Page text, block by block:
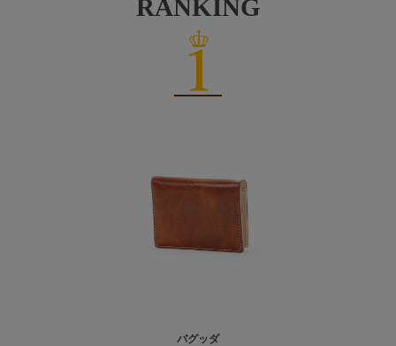
RANKING
バグッダ